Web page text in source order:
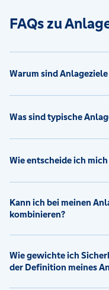
FAQs zu
Warum sind
Was sind typische
Wie entscheide ich
Kann ich bei meinen
kombinieren?
Wie gewichte ich
der Definition meines